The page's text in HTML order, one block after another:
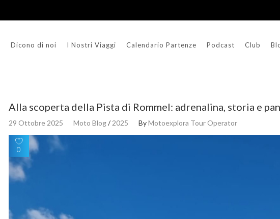
Dicono di noi I Nostri Viaggi Calendario Partenze Podcast Club
Alla scoperta della Pista di Rommel: adrenalina, storia e
29 Ottobre 2025 Moto Blog/2025 ByMotoexplora Tour Operator
0